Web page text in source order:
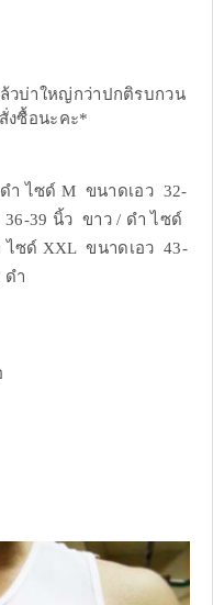
วบ่าใหญ่กว่าปกติรบกวน
งซื้อนะคะ*
ำ ไซด์ M ขนาดเอว 32-
39 นิ้ว ขาว / ดำ ไซด์
ซด์ XXL ขนาดเอว 43-
ดำ